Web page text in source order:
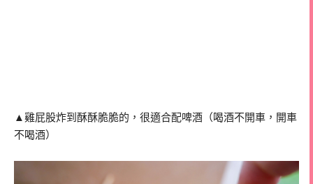
▲雞屁股炸到酥酥脆脆的，很適合配啤酒（喝酒不開車，開車
不喝酒）